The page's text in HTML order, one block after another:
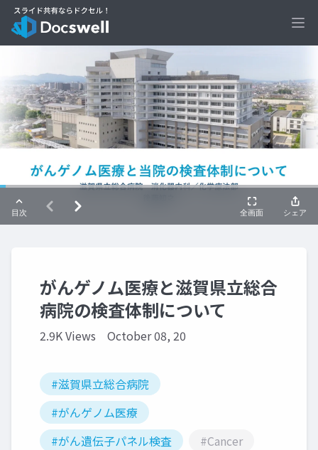
がんゲノム医療と滋賀県立総合
病院の検査体制について
2.9K Views October 08, 20
#滋賀県立総合病院
#がんゲノム医療
#がん遺伝子パネル検査
#Cancer